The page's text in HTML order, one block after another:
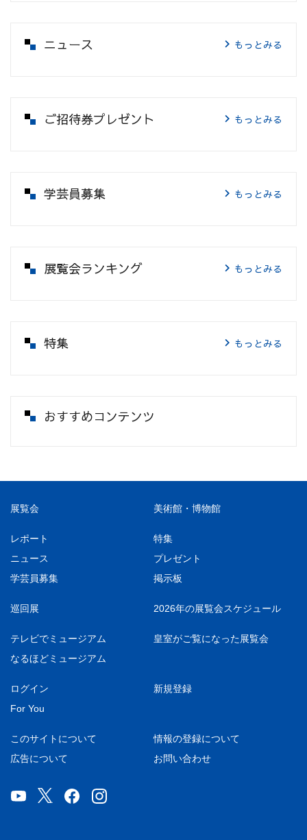
ニュース もっとみる
ご招待券プレゼント もっとみる
学芸員募集 もっとみる
展覧会ランキング もっとみる
特集 もっとみる
おすすめコンテンツ
展覧会 美術館・博物館
レポート
特集
ニュース
プレゼント
学芸員募集
掲示板
巡回展 2026年の展覧会スケジュール
テレビでミュージアム
皇室がご覧になった展覧会
なるほどミュージアム
ログイン
新規登録
For You
このサイトについて
情報の登録について
広告について
お問い合わせ